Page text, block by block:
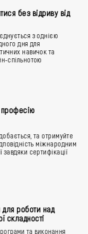
без відриву від
з однією
дня для
навичок та
спільнотою
та отримуйте
міжнародним
сертифікації
для роботи над
складності
та виконання